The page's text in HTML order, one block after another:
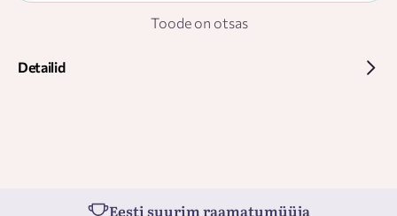
Toode on otsas
Detailid
Eesti suurim raamatumüüja